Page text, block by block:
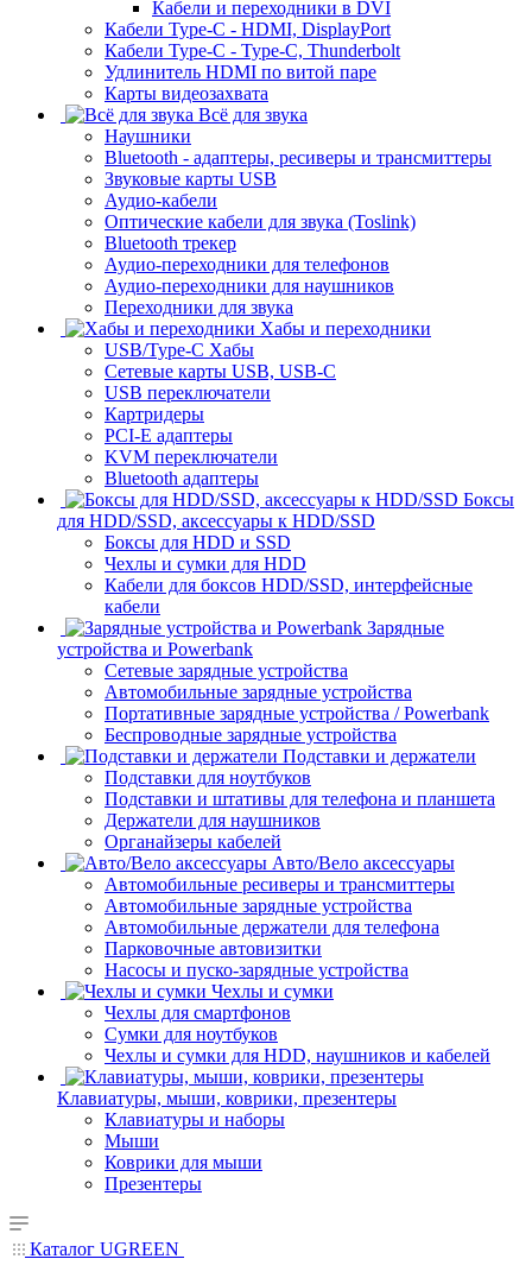
Кабели и переходники в DVI
Кабели Type-C - HDMI, DisplayPort
Кабели Type-C - Type-C, Thunderbolt
Удлинитель HDMI по витой паре
Карты видеозахвата
Всё для звука
Наушники
Bluetooth - адаптеры, ресиверы и трансмиттеры
Звуковые карты USB
Аудио-кабели
Оптические кабели для звука (Toslink)
Bluetooth трекер
Аудио-переходники для телефонов
Аудио-переходники для наушников
Переходники для звука
Хабы и переходники
USB/Type-C Хабы
Сетевые карты USB, USB-C
USB переключатели
Картридеры
PCI-E адаптеры
KVM переключатели
Bluetooth адаптеры
Боксы
для HDD/SSD, аксессуары к HDD/SSD
Боксы для HDD и SSD
Чехлы и сумки для HDD
Кабели для боксов HDD/SSD, интерфейсные
кабели
Зарядные
устройства и Powerbank
Сетевые зарядные устройства
Автомобильные зарядные устройства
Портативные зарядные устройства / Powerbank
Беспроводные зарядные устройства
Подставки и держатели
Подставки для ноутбуков
Подставки и штативы для телефона и планшета
Держатели для наушников
Органайзеры кабелей
Авто/Вело аксессуары
Автомобильные ресиверы и трансмиттеры
Автомобильные зарядные устройства
Автомобильные держатели для телефона
Парковочные автовизитки
Насосы и пуско-зарядные устройства
Чехлы и сумки
Чехлы для смартфонов
Сумки для ноутбуков
Чехлы и сумки для HDD, наушников и кабелей
Клавиатуры, мыши, коврики, презентеры
Клавиатуры и наборы
Мыши
Коврики для мыши
Презентеры
Каталог UGREEN